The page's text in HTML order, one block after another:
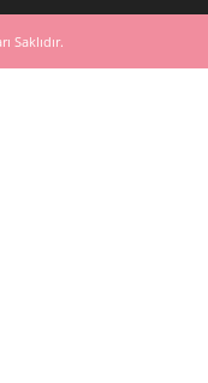
Saklıdır.